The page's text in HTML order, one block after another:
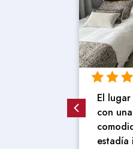
El
con
estadía